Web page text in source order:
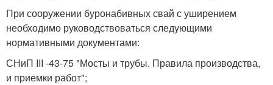
При сооружении буронабивных свай с уширением
необходимо руководствоваться следующими
нормативными документами:
СНиП III -43-75 "Мосты и трубы. Правила производства,
и приемки работ";